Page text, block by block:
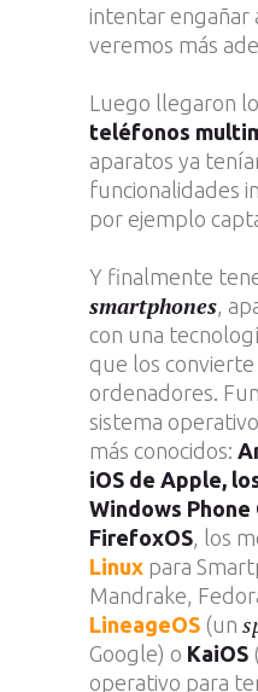
intentar engañar
veremos más
Luego llegaron
teléfonos
aparatos ya
funcionalidades
por ejemplo
Y finalmente
smartphones ,
con una
que los
ordenadores.
sistema
más conocidos:
iOS de Apple,
Windows
FirefoxOS , los
Linux para
Mandrake,
LineageOS (un
Google) o KaiOS
operativo para